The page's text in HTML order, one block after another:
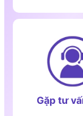
Gặp tư